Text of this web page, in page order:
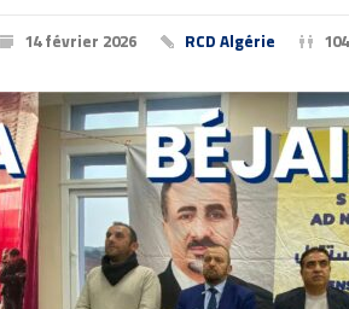
14 février 2026 RCD Algérie